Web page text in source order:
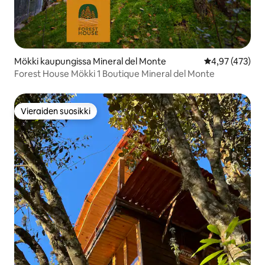
Mökki kaupungissa Mineral del Monte
4,97 (473)
Forest House Mökki 1 Boutique Mineral del Monte
Vieraiden suosikki
Vieraiden suosikki